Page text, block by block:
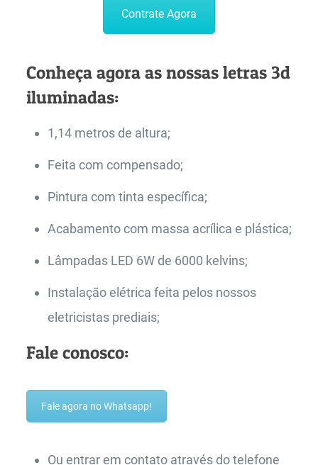
Contrate Agora
Conheça agora as nossas letras 3d
iluminadas:
1,14 metros de altura;
Feita com compensado;
Pintura com tinta específica;
Acabamento com massa acrílica e plástica;
Lâmpadas LED 6W de 6000 kelvins;
Instalação elétrica feita pelos nossos
eletricistas prediais;
Fale conosco:
Fale agora no Whatsapp!
Ou entrar em contato através do telefone